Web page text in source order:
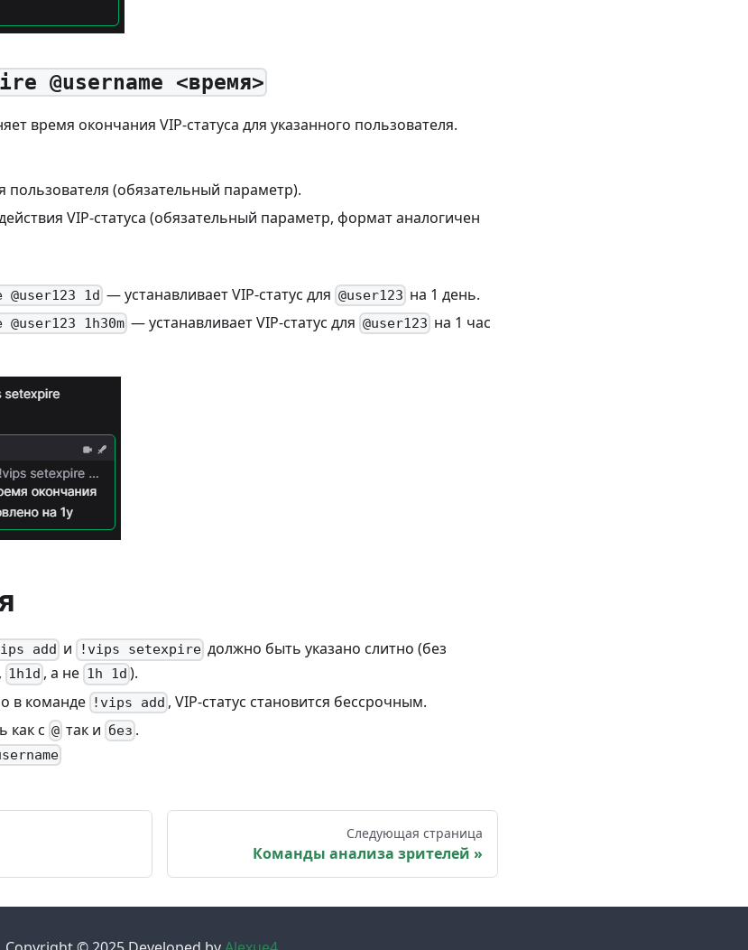
@username <время>
время окончания VIP-статуса для указанного пользователя.
(обязательный параметр).
VIP-статуса (обязательный параметр, формат аналогичен
1d — устанавливает VIP-статус для @user123 на 1 день.
1h30m — устанавливает VIP-статус для @user123 на 1 час
add и !vips setexpire должно быть указано слитно (без
1h1d , а не 1h 1d ).
в команде !vips add , VIP-статус становится бессрочным.
как с @ так и без .
Следующая страница
Команды анализа зрителей